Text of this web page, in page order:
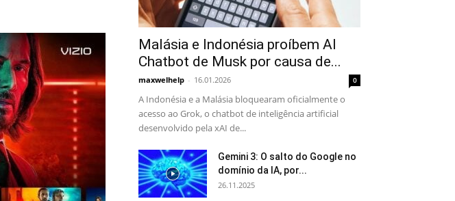
Malásia e Indonésia proíbem AI
Chatbot de Musk por causa de...
maxwelhelp - 16.01.2026 0
A Indonésia e a Malásia bloquearam oficialmente o
acesso ao Grok, o chatbot de inteligência artificial
desenvolvido pela xAI de...
Gemini 3: O salto do Google no
domínio da IA, por...
26.11.2025